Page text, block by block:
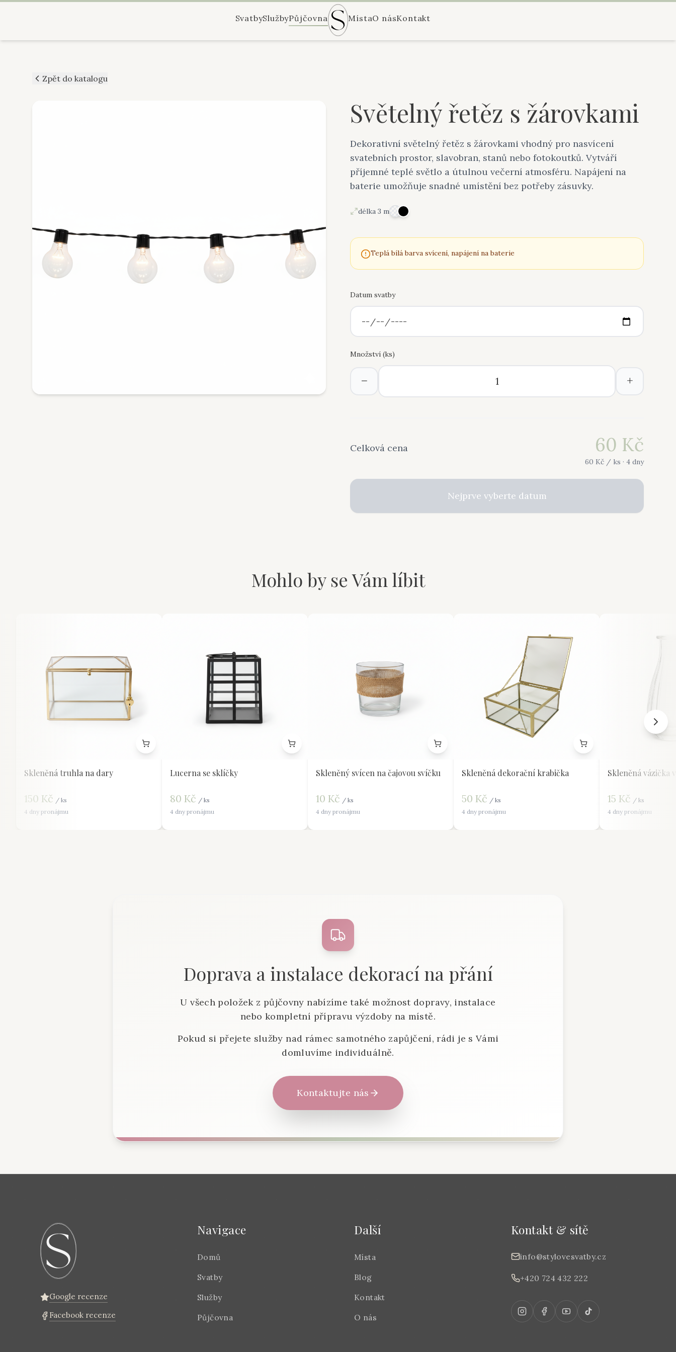
SvatbySlužbyPůjčovna MístaO násKontakt
Zpět do katalogu
Světelný řetěz s žárovkami
Dekorativní světelný řetěz s žárovkami vhodný pro nasvícení
svatebních prostor, slavobran, stanů nebo fotokoutků. Vytváří
příjemné teplé světlo a útulnou večerní atmosféru. Napájení na
baterie umožňuje snadné umístění bez potřeby zásuvky.
délka 3 m
Teplá bílá barva svícení, napájení na baterie
Datum svatby
Množství (ks)
− +
Celková cena 60 Kč
60 Kč / ks · 4 dny
Nejprve vyberte datum
Mohlo by se Vám líbit
Skleněná truhla na dary
150 Kč / ks
4 dny pronájmu
Lucerna se sklíčky
80 Kč / ks
4 dny pronájmu
Skleněný svícen na čajovou svíčku
10 Kč / ks
4 dny pronájmu
Skleněná dekorační krabička
50 Kč / ks
4 dny pronájmu
Skleněná vázička
15 Kč / ks
4 dny pronájmu
Doprava a instalace dekorací na přání
U všech položek z půjčovny nabízíme také možnost dopravy, instalace
nebo kompletní přípravu výzdoby na místě.
Pokud si přejete služby nad rámec samotného zapůjčení, rádi je s Vámi
domluvíme individuálně.
Kontaktujte nás
Google recenze
Facebook recenze
Navigace
Domů
Svatby
Služby
Půjčovna
Další
Místa
Blog
Kontakt
O nás
Kontakt & sítě
info@stylovesvatby.cz
+420 724 432 222